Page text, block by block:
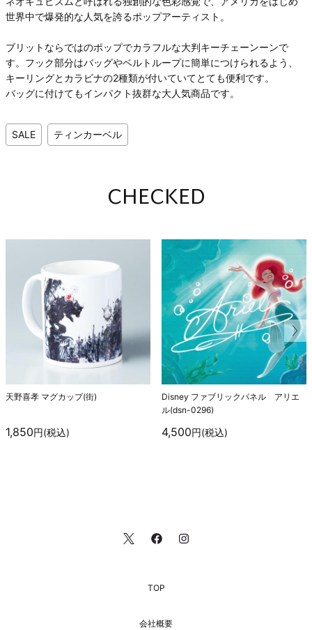
世界中で爆発的な人気を誇るポップアーティスト。
ブリットならではのポップでカラフルな大判キーチェーンーンで
す。フック部分はバッグやベルトループに簡単につけられるよう、
キーリングとカラビナの2種類が付いていてとても便利です。
バッグに付けてもインパクト抜群な大人気商品です。
SALE ティンカーベル
CHECKED
天野喜孝 マグカップ(街)
1,850円(税込)
Disney ファブリックパネル アリエ
ル(dsn-0296)
4,500円(税込)
TOP
会社概要